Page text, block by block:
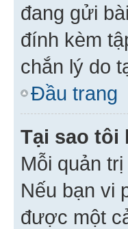
đang gửi
đính kèm
chắn lý do
Đầu trang
Tại sao tôi
Mỗi quản
Nếu bạn vi
được một